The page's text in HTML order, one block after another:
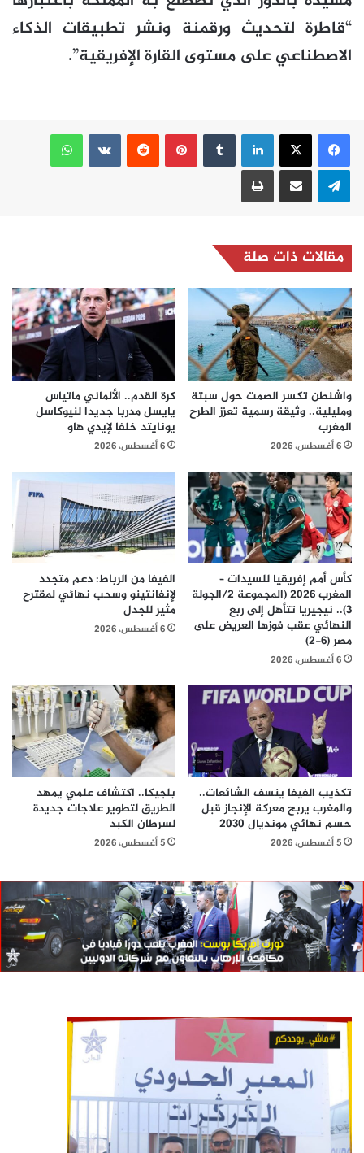
“قاطرة لتحديث ورقمنة ونشر تطبيقات الذكاء
الاصطناعي على مستوى القارة الإفريقية”.
لينكدإن بينتيريست
واتساب
تيلقرام مشاركة عبر البريد طباعة
مقالات ذات صلة
واشنطن تكسر الصمت حول سبتة
ومليلية.. وثيقة رسمية تعزز الطرح
المغرب
6 أغسطس، 2026
كرة القدم.. الألماني ماتياس
يايسل مدربا جديدا لنيوكاسل
يونايتد خلفا لإيدي هاو
6 أغسطس، 2026
كأس أمم إفريقيا للسيدات –
المغرب 2026 (المجموعة 2/الجولة
3).. نيجيريا تتأهل إلى ربع
النهائي عقب فوزها العريض على
مصر (6-2)
6 أغسطس، 2026
الفيفا من الرباط: دعم متجدد
لإنفانتينو وسحب نهائي لمقترح
مثير للجدل
6 أغسطس، 2026
تكذيب الفيفا ينسف الشائعات..
والمغرب يربح معركة الإنجاز قبل
حسم نهائي مونديال 2030
5 أغسطس، 2026
بلجيكا.. اكتشاف علمي يمهد
الطريق لتطوير علاجات جديدة
لسرطان الكبد
5 أغسطس، 2026